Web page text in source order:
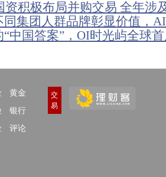
资积极布局并购交易 全年涉
元
同集团人群品牌彰显价值，
中国答案”，OI时光屿全球
黄金
银行
评论
交
易